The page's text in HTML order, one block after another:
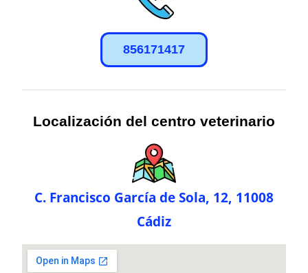
856171417
Localización del centro veterinario
C. Francisco García de Sola, 12, 11008
Cádiz